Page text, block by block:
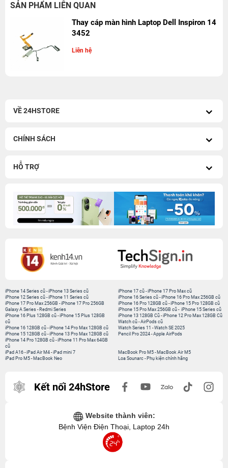
SẢN PHẨM LIÊN QUAN
Thay cáp màn hình Laptop Dell Inspiron 14
3452
Liên hệ
VỀ 24HSTORE
CHÍNH SÁCH
HỖ TRỢ
iPhone 14 Series cũ -iPhone 13 Series cũ
iPhone 12 Series cũ -iPhone 11 Series cũ
iPhone 17 Pro Max 256GB -iPhone 17 Pro 256GB
Galaxy A Series - Redmi Series
iPhone 17 cũ-iPhone 17 Pro Max cũ
iPhone 16 Series cũ- iPhone 16 Pro Max 256GB cũ
iPhone 16 Pro 128GB cũ-iPhone 15 Pro 128GB cũ
iPhone 15 Pro Max 256GB cũ- iPhone 15 Series cũ
iPhone 16 Plus 128GB cũ -iPhone 15 Plus 128GB
cũ
iPhone 16 128GB cũ -iPhone 14 Pro Max 128GB cũ
iPhone 15 128GB cũ -iPhone 13 Pro Max 128GB cũ
iPhone 14 Pro 128GB cũ -iPhone 11 Pro Max 64GB
cũ
iPhone 13 128GB Cũ-iPhone 12 Pro Max 128GB Cũ
Watch cũ-AirPods cũ
Watch Series 11 -Watch SE 2025
Pencil Pro 2024-Apple AirPods
iPad A16 -iPad Air M4 -iPad mini 7
iPad Pro M5 - MacBook Neo
MacBook Pro M5- MacBook Air M5
Loa Sounarc- Phụ kiện chính hãng
Kết nối 24hStore
Website thành viên:
Bệnh Viện Điện Thoại, Laptop 24h